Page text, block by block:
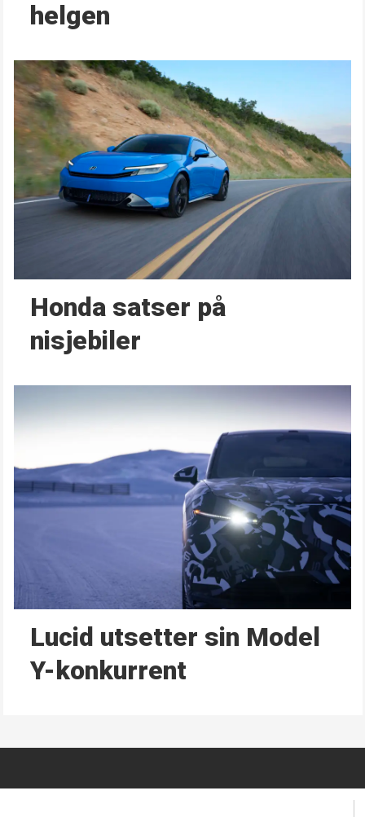
helgen
Honda satser på
nisjebiler
Lucid utsetter sin Model
Y-konkurrent